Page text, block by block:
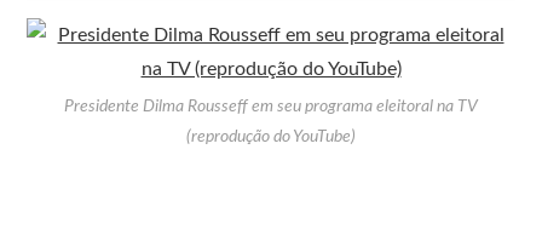
Presidente Dilma Rousseff em seu programa eleitoral na TV
(reprodução do YouTube)